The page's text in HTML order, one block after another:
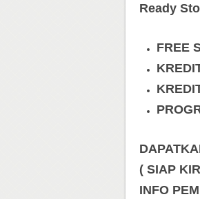
Ready
FREE
( SIAP
INFO